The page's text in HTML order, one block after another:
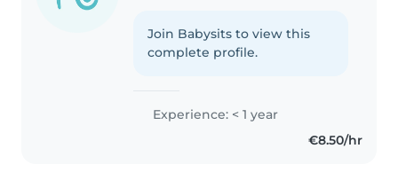
Join Babysits to view this
complete profile.
Experience: < 1 year
€8.50/hr